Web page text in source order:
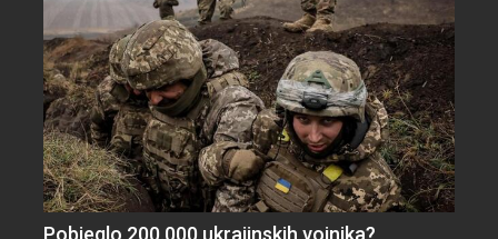
Pobjeglo 200.000 ukrajinskih vojnika?